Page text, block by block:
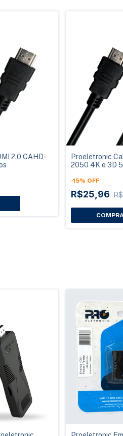
2.0 CAHD-
Proeletronic
2050 4K e 3D
-15% OFF
R$25,96